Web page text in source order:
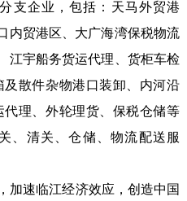
支企业，包括：天马外贸港
内贸港区、大广海湾保税物流
江宇船务货运代理、货柜车检
散件杂物港口装卸、内河沿
理、外轮理货、保税仓储等
、清关、仓储、物流配送服